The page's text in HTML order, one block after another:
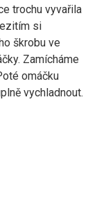
trochu vyvařila
si
škrobu ve
Zamícháme
omáčku
vychladnout.